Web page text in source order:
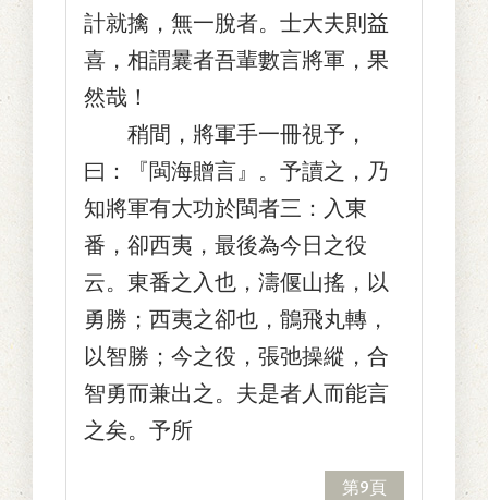
計就擒，無一脫者。士大夫則益
喜，相謂曩者吾輩數言將軍，果
然哉！
稍間，將軍手一冊視予，
曰：『閩海贈言』。予讀之，乃
知將軍有大功於閩者三：入東
番，卻西夷，最後為今日之役
云。東番之入也，濤偃山搖，以
勇勝；西夷之卻也，鶻飛丸轉，
以智勝；今之役，張弛操縱，合
智勇而兼出之。夫是者人而能言
之矣。予所
第9頁